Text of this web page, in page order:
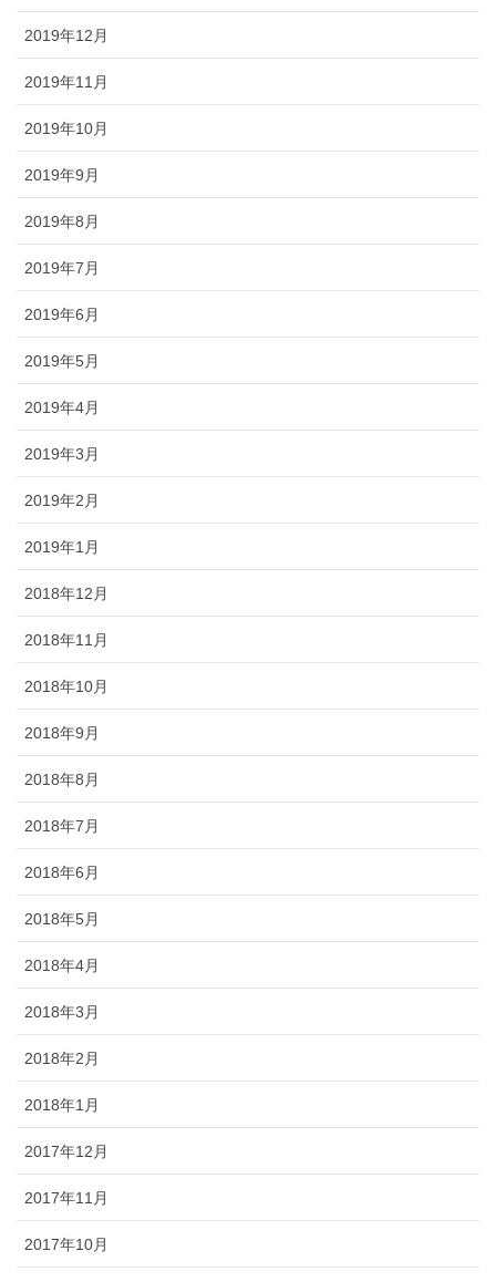
2019年12月
2019年11月
2019年10月
2019年9月
2019年8月
2019年7月
2019年6月
2019年5月
2019年4月
2019年3月
2019年2月
2019年1月
2018年12月
2018年11月
2018年10月
2018年9月
2018年8月
2018年7月
2018年6月
2018年5月
2018年4月
2018年3月
2018年2月
2018年1月
2017年12月
2017年11月
2017年10月